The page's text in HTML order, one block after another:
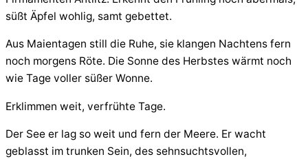
süßt Äpfel wohlig, samt gebettet.
Aus Maientagen still die Ruhe, sie klangen Nachtens fern
noch morgens Röte. Die Sonne des Herbstes wärmt noch
wie Tage voller süßer Wonne.
Erklimmen weit, verfrühte Tage.
Der See er lag so weit und fern der Meere. Er wacht
geblasst im trunken Sein, des sehnsuchtsvollen,